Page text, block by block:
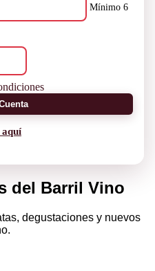
Mínimo 6
del Barril Vino
degustaciones y nuevos